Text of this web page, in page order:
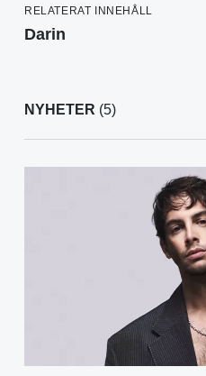
RELATERAT INNEHÅLL
Darin
NYHETER (5)